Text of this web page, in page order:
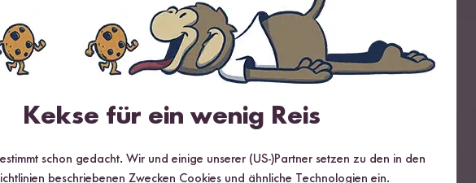
oft zusammen gekauft
BESTSELLER
Kekse für ein wenig Reis
schon gedacht. Wir und einige unserer (US-)Partner setzen zu den in den
beschriebenen Zwecken Cookies und ähnliche Technologien ein.